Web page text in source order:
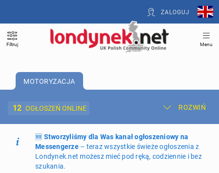
ZALOGUJ
Filtruj Menu
MOTORYZACJA
12 OGŁOSZEŃ ONLINE ROZWIŃ
Dodaj ogłoszenie Moje ogłoszenia
Oferta i cennik ogłoszeń
🆕 Stworzyliśmy dla Was kanał ogłoszeniowy na
Messengerze– teraz wszystkie świeże ogłoszenia z
Londynek.net możesz mieć pod ręką, codziennie i bez
szukania.